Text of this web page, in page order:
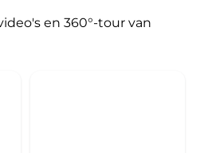
en 360°-tour van